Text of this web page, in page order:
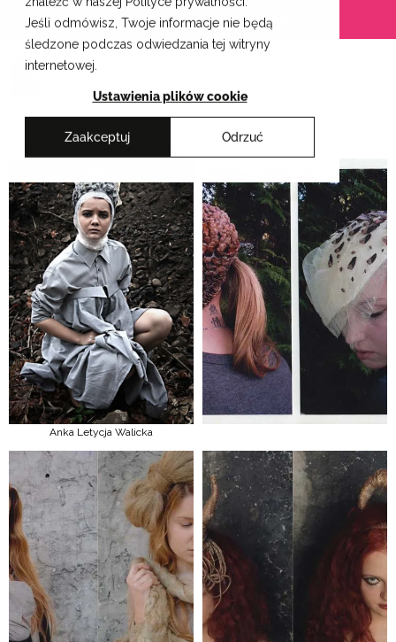
Jeśli odmówisz, Twoje informacje nie będą
śledzone podczas odwiedzania tej witryny
internetowej.
Ustawienia plików cookie
Zaakceptuj Odrzuć
Przejdź
treści
Krakowskie Szkoły Artystyczne
Warsztaty eksperymentalne
Anka Letycja Walicka